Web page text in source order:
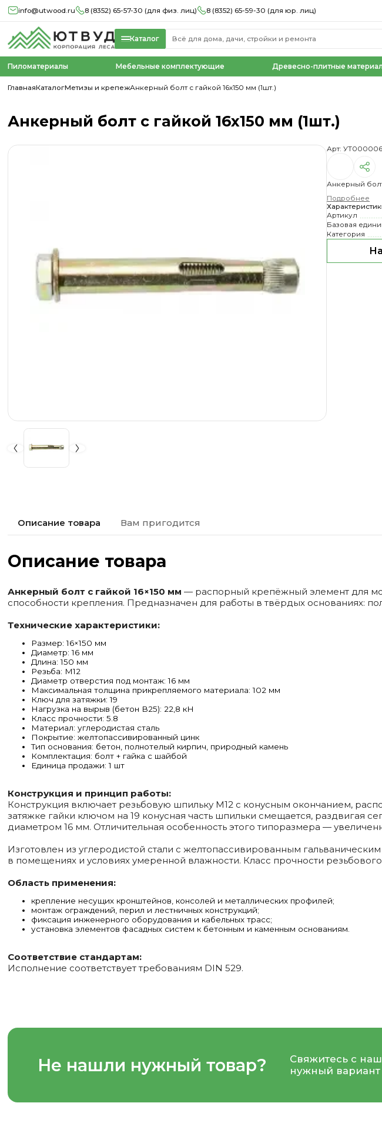
info@utwood.ru 8 (8352) 65-57-30 (для физ. лиц) 8 (8352) 65-59-30 (для юр. лиц)
Каталог
Пиломатериалы Мебельные комплектующие Древесно-плитные
ГлавнаяКаталогМетизы и крепежАнкерный болт с гайкой 16х150 мм (1шт.)
Анкерный болт с гайкой 16х150 мм (1шт.)
Арт:
Анкерный болт
Подробнее
Артикул
Базовая
Категория
Описание товара Вам пригодится
Описание товара
Анкерный болт с гайкой 16×150 мм — распорный крепёжный элемент для
способности крепления. Предназначен для работы в твёрдых основаниях:
Технические характеристики:
Размер: 16×150 мм
Диаметр: 16 мм
Длина: 150 мм
Резьба: М12
Диаметр отверстия под монтаж: 16 мм
Максимальная толщина прикрепляемого материала: 102 мм
Ключ для затяжки: 19
Нагрузка на вырыв (бетон В25): 22,8 кН
Класс прочности: 5.8
Материал: углеродистая сталь
Покрытие: желтопассивированный цинк
Тип основания: бетон, полнотелый кирпич, природный камень
Комплектация: болт + гайка с шайбой
Единица продажи: 1 шт
Конструкция и принцип работы:
Конструкция включает резьбовую шпильку М12 с конусным окончанием,
затяжке гайки ключом на 19 конусная часть шпильки смещается, раздвигая
диаметром 16 мм. Отличительная особенность этого типоразмера —
Изготовлен из углеродистой стали с желтопассивированным
в помещениях и условиях умеренной влажности. Класс прочности
Область применения:
крепление несущих кронштейнов, консолей и металлических профилей;
монтаж ограждений, перил и лестничных конструкций;
фиксация инженерного оборудования и кабельных трасс;
установка элементов фасадных систем к бетонным и каменным основаниям.
Соответствие стандартам:
Исполнение соответствует требованиям DIN 529.
Не нашли нужный товар?
Свяжитесь с
нужный